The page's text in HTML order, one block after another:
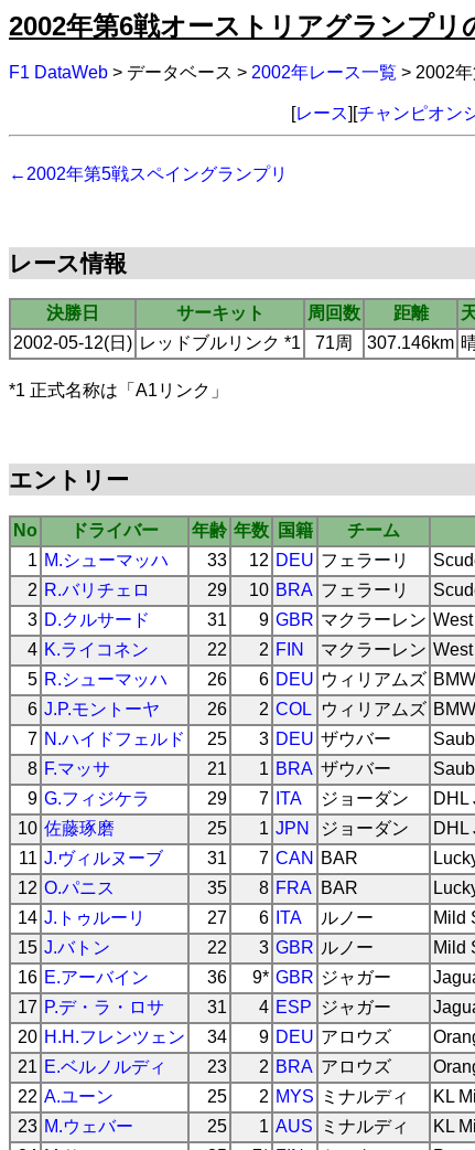
2002年第6戦オーストリアグランプリ
F1 DataWeb > データベース > 2002年レース一覧 > 2002
[レース][チャンピオン
←2002年第5戦スペイングランプリ
レース情報
決勝日 サーキット 周回数 距離
2002-05-12(日) レッドブルリンク *1 71周 307.146km
*1 正式名称は「A1リンク」
エントリー
No ドライバー 年齢 年数 国籍 チーム
1 M.シューマッハ 33 12 DEU フェラーリ
2 R.バリチェロ 29 10 BRA フェラーリ
3 D.クルサード 31 9 GBR マクラーレン
4 K.ライコネン 22 2 FIN マクラーレン
5 R.シューマッハ 26 6 DEU ウィリアムズ
6 J.P.モントーヤ 26 2 COL ウィリアムズ
7 N.ハイドフェルド 25 3 DEU ザウバー
8 F.マッサ 21 1 BRA ザウバー
9 G.フィジケラ 29 7 ITA ジョーダン DHL
10 佐藤琢磨 25 1 JPN ジョーダン DHL
11 J.ヴィルヌーブ 31 7 CAN BAR
12 O.パニス 35 8 FRA BAR
14 J.トゥルーリ 27 6 ITA ルノー Mild
15 J.バトン 22 3 GBR ルノー Mild
16 E.アーバイン 36 9* GBR ジャガー
17 P.デ・ラ・ロサ 31 4 ESP ジャガー
20 H.H.フレンツェン 34 9 DEU アロウズ
21 E.ベルノルディ 23 2 BRA アロウズ
22 A.ユーン 25 2 MYS ミナルディ KL
23 M.ウェバー 25 1 AUS ミナルディ KL